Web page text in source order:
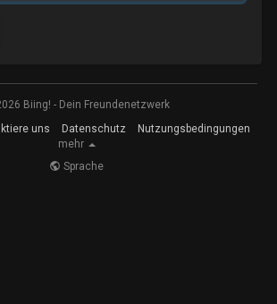
Biing! - Dein Freundenetzwerk
uns Datenschutz
Nutzungsbedingungen
mehr
Sprache